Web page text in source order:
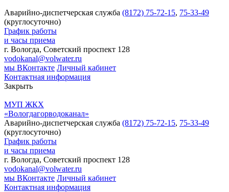
Аварийно-диспетчерская служба (8172) 75-72-15, 75-33-49
(круглосуточно)
График работы
и часы приема
г. Вологда, Советский проспект 128
vodokanal@volwater.ru
мы ВКонтакте Личный кабинет
Контактная информация
Закрыть
МУП ЖКХ
«Вологдагорводоканал»
Аварийно-диспетчерская служба (8172) 75-72-15, 75-33-49
(круглосуточно)
График работы
и часы приема
г. Вологда, Советский проспект 128
vodokanal@volwater.ru
мы ВКонтакте Личный кабинет
Контактная информация